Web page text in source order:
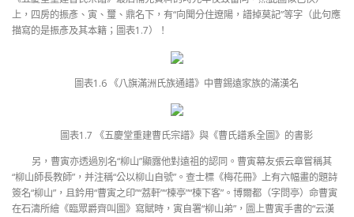
上，四房的振彥、寅、璽、鼎名下，有“向聞分住遼陽，譜掉莫記”等字（此句應
描寫的是振彥及其本籍；圖表1.7）！
圖表1.6 《八旗滿洲氏族通譜》中曹錫遠家族的滿漢名
圖表1.7 《五慶堂重建曹氏宗譜》與《曹氏譜系全圖》的書影
另，曹寅亦透過別名“柳山”顯露他對遠祖的認同。曹寅幕友張云章嘗稱其
“柳山師長教師”，并注稱“公以柳山自號”。查士標《梅花冊》上有六幅畫的題詩
簽名“柳山”，且鈐用“曹寅之印”“荔軒”“楝亭”“楝下客”。博爾都（字問亭）命曹寅
在石濤所繪《臨眾爵齊叫圖》寫賦時，寅自署“柳山弟”，圖上曹寅手書的“云漢